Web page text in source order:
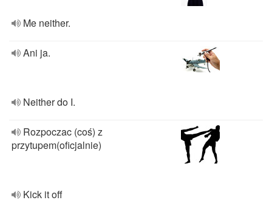
Me neither.
Ani ja.
Neither do I.
Rozpoczac (coś) z
przytupem(oficjalnie)
Kick it off